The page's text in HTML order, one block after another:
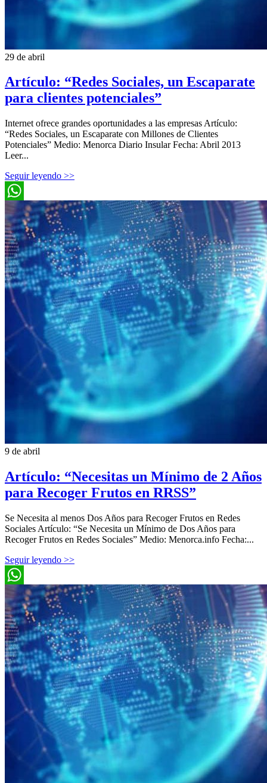
29 de abril
Artículo: “Redes Sociales, un Escaparate
para clientes potenciales”
Internet ofrece grandes oportunidades a las empresas Artículo:
“Redes Sociales, un Escaparate con Millones de Clientes
Potenciales” Medio: Menorca Diario Insular Fecha: Abril 2013
Leer...
Seguir leyendo >>
WhatsApp
9 de abril
Artículo: “Necesitas un Mínimo de 2 Años
para Recoger Frutos en RRSS”
Se Necesita al menos Dos Años para Recoger Frutos en Redes
Sociales Artículo: “Se Necesita un Mínimo de Dos Años para
Recoger Frutos en Redes Sociales” Medio: Menorca.info Fecha:...
Seguir leyendo >>
WhatsApp